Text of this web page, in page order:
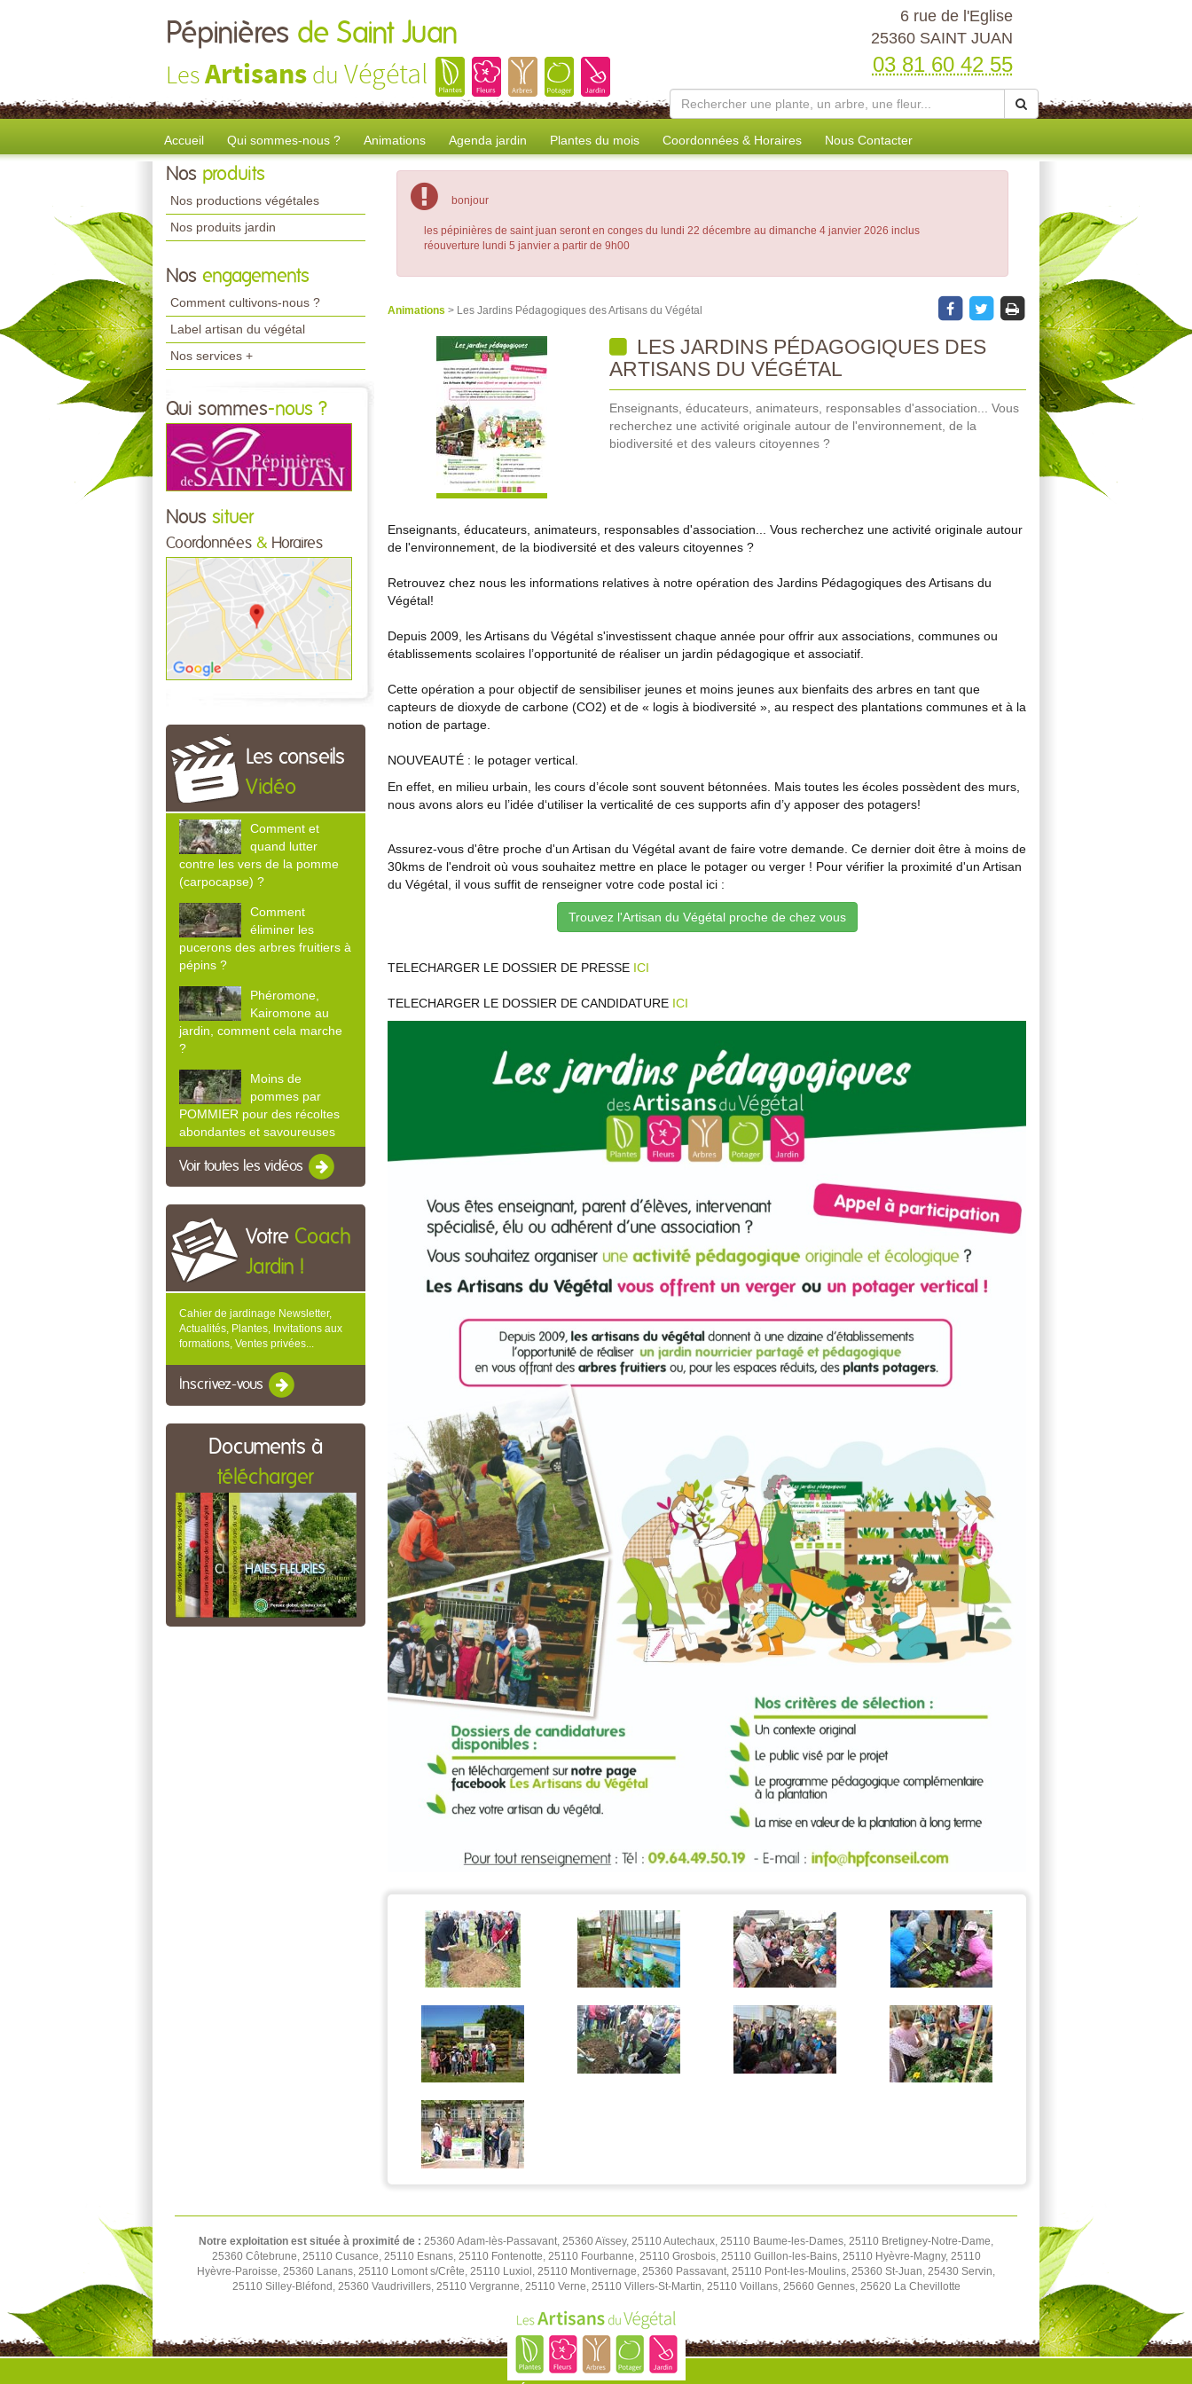
Pépinières de Saint Juan
LesArtisans du Végétal
6 rue de l'Eglise
25360 SAINT JUAN
03 81 60 42 55
Accueil Qui sommes-nous ? Animations Agenda jardin Plantes du mois Coordonnées & Horaires Nous Contacter
Nos produits
Nos productions végétales
Nos produits jardin
Nos engagements
Comment cultivons-nous ?
Label artisan du végétal
Nos services +
Qui sommes-nous ?
Nous situer
Coordonnées & Horaires
Les conseils
Vidéo
Comment et
quand lutter
contre les vers de la pomme
(carpocapse) ?
Comment
éliminer les
pucerons des arbres fruitiers à
pépins ?
Phéromone,
Kairomone au
jardin, comment cela marche
?
Moins de
pommes par
POMMIER pour des récoltes
abondantes et savoureuses
Voir toutes les vidéos
Votre Coach
Jardin !
Cahier de jardinage Newsletter,
Actualités, Plantes, Invitations aux
formations, Ventes privées...
Inscrivez-vous
Documents à
télécharger
bonjour
les pépinières de saint juan seront en conges du lundi 22 décembre au dimanche 4 janvier 2026 inclus
réouverture lundi 5 janvier a partir de 9h00
Animations > Les Jardins Pédagogiques des Artisans du Végétal
LES JARDINS PÉDAGOGIQUES DES
ARTISANS DU VÉGÉTAL
Enseignants, éducateurs, animateurs, responsables d'association... Vous
recherchez une activité originale autour de l'environnement, de la
biodiversité et des valeurs citoyennes ?
Enseignants, éducateurs, animateurs, responsables d'association... Vous recherchez une activité originale autour
de l'environnement, de la biodiversité et des valeurs citoyennes ?
Retrouvez chez nous les informations relatives à notre opération des Jardins Pédagogiques des Artisans du
Végétal!
Depuis 2009, les Artisans du Végétal s'investissent chaque année pour offrir aux associations, communes ou
établissements scolaires l’opportunité de réaliser un jardin pédagogique et associatif.
Cette opération a pour objectif de sensibiliser jeunes et moins jeunes aux bienfaits des arbres en tant que
capteurs de dioxyde de carbone (CO2) et de « logis à biodiversité », au respect des plantations communes et à la
notion de partage.
NOUVEAUTÉ : le potager vertical.
En effet, en milieu urbain, les cours d’école sont souvent bétonnées. Mais toutes les écoles possèdent des murs,
nous avons alors eu l’idée d‘utiliser la verticalité de ces supports afin d’y apposer des potagers!
Assurez-vous d'être proche d'un Artisan du Végétal avant de faire votre demande. Ce dernier doit être à moins de
30kms de l'endroit où vous souhaitez mettre en place le potager ou verger ! Pour vérifier la proximité d'un Artisan
du Végétal, il vous suffit de renseigner votre code postal ici :
Trouvez l'Artisan du Végétal proche de chez vous
TELECHARGER LE DOSSIER DE PRESSE ICI
TELECHARGER LE DOSSIER DE CANDIDATURE ICI
Notre exploitation est située à proximité de : 25360 Adam-lès-Passavant, 25360 Aïssey, 25110 Autechaux, 25110 Baume-les-Dames, 25110 Bretigney-Notre-Dame,
25360 Côtebrune, 25110 Cusance, 25110 Esnans, 25110 Fontenotte, 25110 Fourbanne, 25110 Grosbois, 25110 Guillon-les-Bains, 25110 Hyèvre-Magny, 25110
Hyèvre-Paroisse, 25360 Lanans, 25110 Lomont s/Crête, 25110 Luxiol, 25110 Montivernage, 25360 Passavant, 25110 Pont-les-Moulins, 25360 St-Juan, 25430 Servin,
25110 Silley-Bléfond, 25360 Vaudrivillers, 25110 Vergranne, 25110 Verne, 25110 Villers-St-Martin, 25110 Voillans, 25660 Gennes, 25620 La Chevillotte